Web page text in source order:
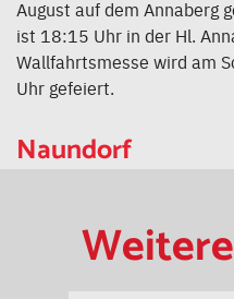
August auf dem Annaberg
ist 18:15 Uhr in der Hl.
Wallfahrtsmesse wird am
Uhr gefeiert.
Naundorf